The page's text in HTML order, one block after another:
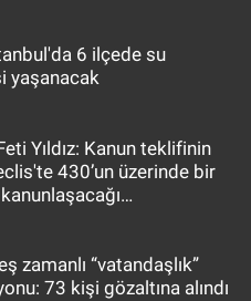
6 ilçede su
yaşanacak
Yıldız: Kanun teklifinin
430’un üzerinde bir
zamanlı “vatandaşlık”
73 kişi gözaltına alındı